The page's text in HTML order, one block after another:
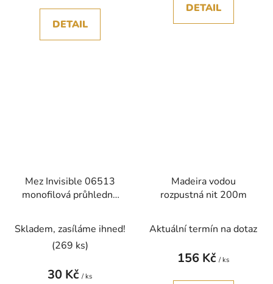
DETAIL
DETAIL
Mez Invisible 06513
monofilová průhledná
Skladem, zasíláme ihned!
(269 ks)
30 Kč / ks
Madeira vodou
rozpustná nit 200m
Aktuální termín na dotaz
156 Kč / ks